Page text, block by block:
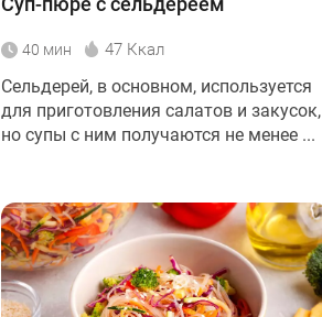
40 мин 47 Ккал
Сельдерей, в основном, используется
для приготовления салатов и закусок,
но супы с ним получаются не менее ...